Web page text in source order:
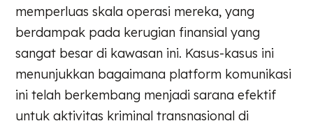
memperluas skala operasi mereka, yang
berdampak pada kerugian finansial yang
sangat besar di kawasan ini. Kasus-kasus ini
menunjukkan bagaimana platform komunikasi
ini telah berkembang menjadi sarana efektif
untuk aktivitas kriminal transnasional di